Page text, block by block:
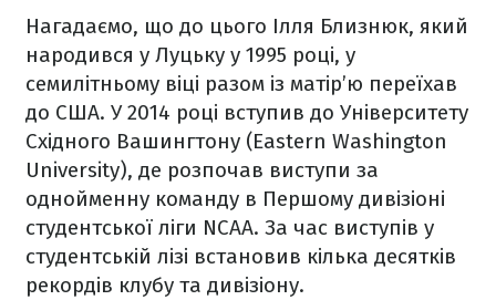
Нагадаємо, що до цього Ілля Близнюк, який
народився у Луцьку у 1995 році, у
семилітньому віці разом із матір’ю переїхав
до США. У 2014 році вступив до Університету
Східного Вашингтону (Eastern Washington
University), де розпочав виступи за
однойменну команду в Першому дивізіоні
студентської ліги NCAA. За час виступів у
студентській лізі встановив кілька десятків
рекордів клубу та дивізіону.